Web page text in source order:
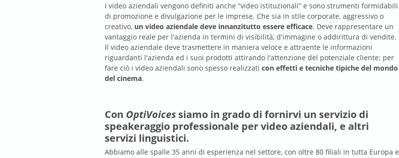
I video aziendali vengono definiti anche “video istituzionali” e sono strumenti formidabili
di promozione e divulgazione per le imprese. Che sia in stile corporate, aggressivo o
creativo, un video aziendale deve innanzitutto essere efficace. Deve rappresentare un
vantaggio reale per l'azienda in termini di visibilità, d'immagine o addirittura di vendite.
Il video aziendale deve trasmettere in maniera veloce e attraente le informazioni
riguardanti l'azienda ed i suoi prodotti attirando l'attenzione del potenziale cliente; per
fare ciò i video aziendali sono spesso realizzati con effetti e tecniche tipiche del mondo
del cinema.
Con OptiVoices siamo in grado di fornirvi un servizio di
speakeraggio professionale per video aziendali, e altri
servizi linguistici.
Abbiamo alle spalle 35 anni di esperienza nel settore, con oltre 80 filiali in tutta Europa e